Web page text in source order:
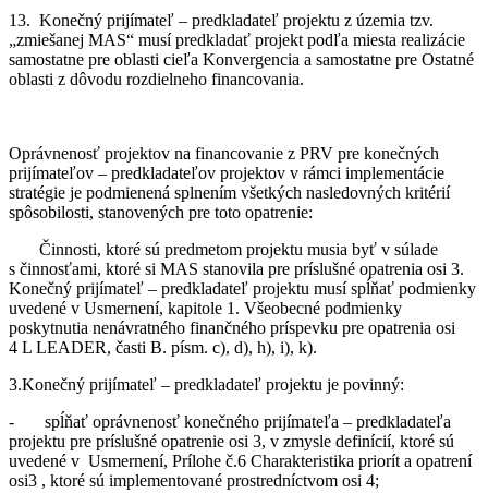
13. Konečný prijímateľ – predkladateľ projektu z územia tzv.
„zmiešanej MAS“ musí predkladať projekt podľa miesta realizácie
samostatne pre oblasti cieľa Konvergencia a samostatne pre Ostatné
oblasti z dôvodu rozdielneho financovania.
Oprávnenosť projektov na financovanie z PRV pre konečných
prijímateľov – predkladateľov projektov v rámci implementácie
stratégie je podmienená splnením všetkých nasledovných kritérií
spôsobilosti, stanovených pre toto opatrenie:
Činnosti, ktoré sú predmetom projektu musia byť v súlade
s činnosťami, ktoré si MAS stanovila pre príslušné opatrenia osi 3.
Konečný prijímateľ – predkladateľ projektu musí spĺňať podmienky
uvedené v Usmernení, kapitole 1. Všeobecné podmienky
poskytnutia nenávratného finančného príspevku pre opatrenia osi
4 L LEADER, časti B. písm. c), d), h), i), k).
3.Konečný prijímateľ – predkladateľ projektu je povinný:
- spĺňať oprávnenosť konečného prijímateľa – predkladateľa
projektu pre príslušné opatrenie osi 3, v zmysle definícií, ktoré sú
uvedené v Usmernení, Prílohe č.6 Charakteristika priorít a opatrení
osi3 , ktoré sú implementované prostredníctvom osi 4;